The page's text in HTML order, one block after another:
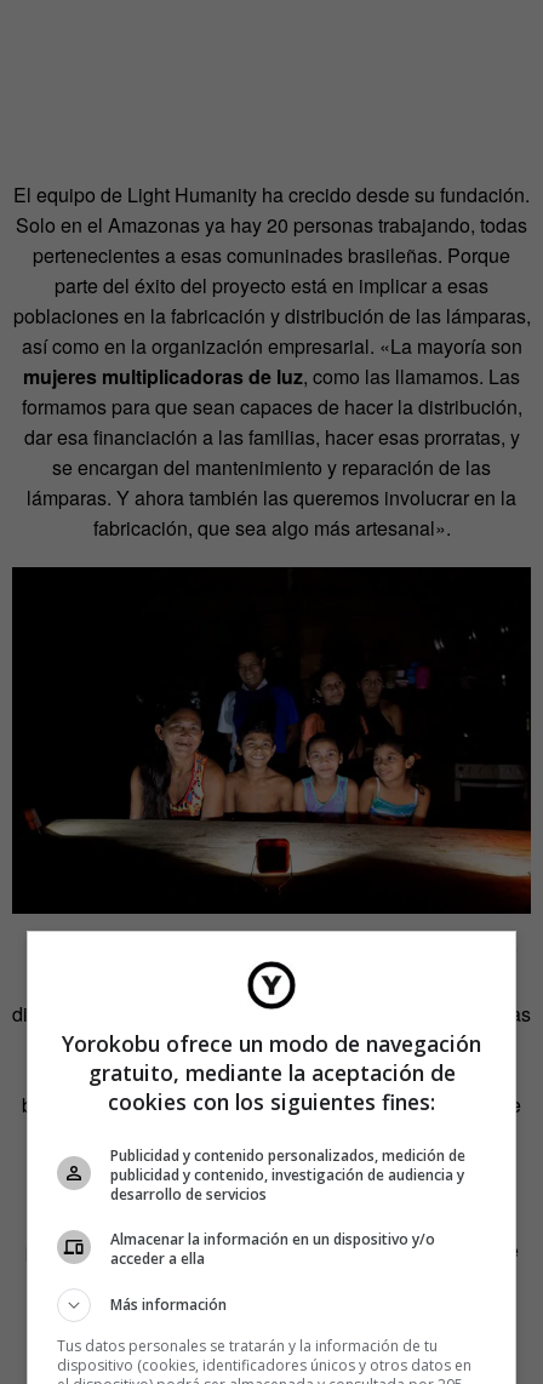
El equipo de Light Humanity ha crecido desde su fundación.
Solo en el Amazonas ya hay 20 personas trabajando, todas
pertenecientes a esas comuninades brasileñas. Porque
parte del éxito del proyecto está en implicar a esas
poblaciones en la fabricación y distribución de las lámparas,
así como en la organización empresarial. «La mayoría son
mujeres multiplicadoras de luz, como las llamamos. Las
formamos para que sean capaces de hacer la distribución,
dar esa financiación a las familias, hacer esas prorratas, y
se encargan del mantenimiento y reparación de las
lámparas. Y ahora también las queremos involucrar en la
fabricación, que sea algo más artesanal».
Cubes hechos con cáscara de coco y otros materiales
diferentes, dependiendo del país en el que se fabriquen. Las
que se venden y distribuyen ahora desde España están
fabricadas con ABS (siglas en inglés del acrilonitrilo
butadieno estireno), un plástico mucho más resistente que
Pero el ingeniero madrileño afirma: «Queremos evitar
procesos industriales que consumen una energía X y que
intensidad energética de la fabricación del plástico es
bastante más alta, aunque es verdad que cuando ya lo
magnificas y lo haces a gran escala, reduces bastante la
Yorokobu ofrece un modo de navegación
gratuito, mediante la aceptación de
cookies con los siguientes fines:
Publicidad y contenido personalizados, medición de
publicidad y contenido, investigación de audiencia y
desarrollo de servicios
Almacenar la información en un dispositivo y/o
acceder a ella
Más información
Tus datos personales se tratarán y la información de tu
dispositivo (cookies, identificadores únicos y otros datos en